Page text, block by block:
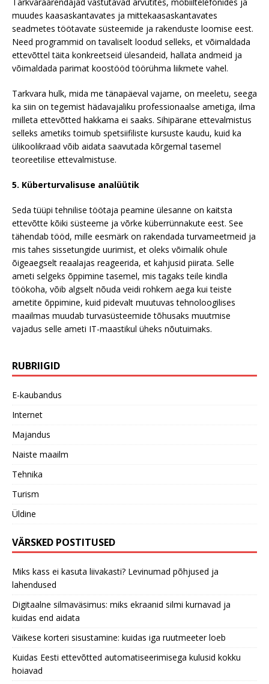
muudes kaasaskantavates ja mittekaasaskantavates
seadmetes töötavate süsteemide ja rakenduste loomise eest.
Need programmid on tavaliselt loodud selleks, et võimaldada
ettevõttel täita konkreetseid ülesandeid, hallata andmeid ja
võimaldada parimat koostööd töörühma liikmete vahel.
Tarkvara hulk, mida me tänapäeval vajame, on meeletu, seega
ka siin on tegemist hädavajaliku professionaalse ametiga, ilma
milleta ettevõtted hakkama ei saaks. Sihipärane ettevalmistus
selleks ametiks toimub spetsiifiliste kursuste kaudu, kuid ka
ülikoolikraad võib aidata saavutada kõrgemal tasemel
teoreetilise ettevalmistuse.
5. Küberturvalisuse analüütik
Seda tüüpi tehnilise töötaja peamine ülesanne on kaitsta
ettevõtte kõiki süsteeme ja võrke küberrünnakute eest. See
tähendab tööd, mille eesmärk on rakendada turvameetmeid ja
mis tahes sissetungide uurimist, et oleks võimalik ohule
õigeaegselt reaalajas reageerida, et kahjusid piirata. Selle
ameti selgeks õppimine tasemel, mis tagaks teile kindla
töökoha, võib algselt nõuda veidi rohkem aega kui teiste
ametite õppimine, kuid pidevalt muutuvas tehnoloogilises
maailmas muudab turvasüsteemide tõhusaks muutmise
vajadus selle ameti IT-maastikul üheks nõutuimaks.
RUBRIIGID
E-kaubandus
Internet
Majandus
Naiste maailm
Tehnika
Turism
Üldine
VÄRSKED POSTITUSED
Miks kass ei kasuta liivakasti? Levinumad põhjused ja
lahendused
Digitaalne silmaväsimus: miks ekraanid silmi kurnavad ja
kuidas end aidata
Väikese korteri sisustamine: kuidas iga ruutmeeter loeb
Kuidas Eesti ettevõtted automatiseerimisega kulusid kokku
hoiavad